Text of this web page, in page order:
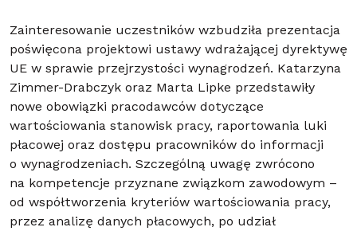
Zainteresowanie uczestników wzbudziła prezentacja
poświęcona projektowi ustawy wdrażającej dyrektywę
UE w sprawie przejrzystości wynagrodzeń. Katarzyna
Zimmer-Drabczyk oraz Marta Lipke przedstawiły
nowe obowiązki pracodawców dotyczące
wartościowania stanowisk pracy, raportowania luki
płacowej oraz dostępu pracowników do informacji
o wynagrodzeniach. Szczególną uwagę zwrócono
na kompetencje przyznane związkom zawodowym –
od współtworzenia kryteriów wartościowania pracy,
przez analizę danych płacowych, po udział